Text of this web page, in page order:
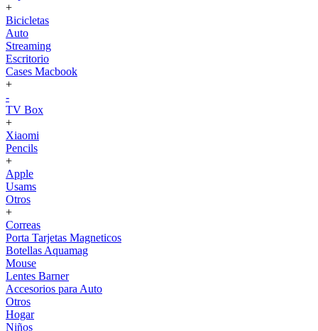
+
Bicicletas
Auto
Streaming
Escritorio
Cases Macbook
+
-
TV Box
+
Xiaomi
Pencils
+
Apple
Usams
Otros
+
Correas
Porta Tarjetas Magneticos
Botellas Aquamag
Mouse
Lentes Barner
Accesorios para Auto
Otros
Hogar
Niños